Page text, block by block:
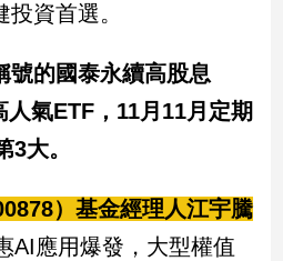
資首選。
號的國泰永續高股息
人氣ETF，11月11月定期
3大。
）基金經理人江宇騰
AI應用爆發，大型權值